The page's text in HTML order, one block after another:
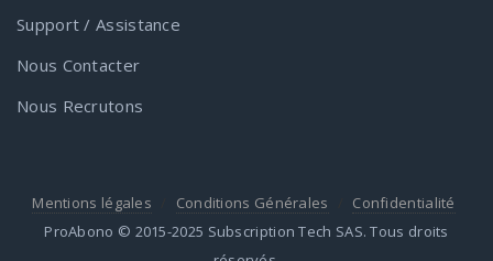
Support / Assistance
Nous Contacter
Nous Recrutons
Mentions légales Conditions Générales
Confidentialité
ProAbono © 2015-2025 Subscription Tech SAS. Tous droits